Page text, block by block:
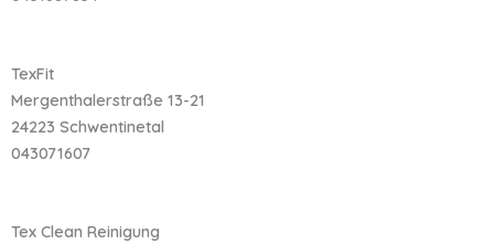
TexFit
Mergenthalerstraße 13-21
24223 Schwentinetal
043071607
Tex Clean Reinigung